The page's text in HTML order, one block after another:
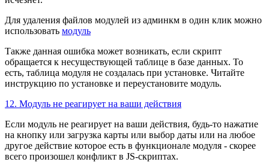
Для удаления файлов модулей из админкм в один клик можно
использовать модуль
Также данная ошибка может возникать, если скрипт
обращается к несуществующей таблице в базе данных. То
есть, таблица модуля не создалась при установке. Читайте
инструкцию по установке и переустановите модуль.
12. Модуль не реагирует на ваши действия
Если модуль не реагирует на ваши действия, будь-то нажатие
на кнопку или загрузка карты или выбор даты или на любое
другое действие которое есть в функционале модуля - скорее
всего произошел конфликт в JS-скриптах.